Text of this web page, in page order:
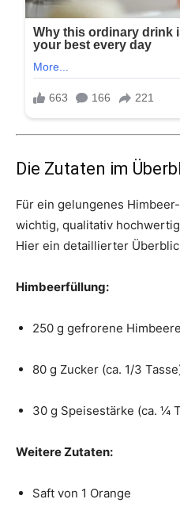
Die Zutaten im
Für ein gelungenes
wichtig, qualitativ
Hier ein detaillierter
Himbeerfüllung:
250 g gefrorene
80 g Zucker (ca. 1/3
30 g Speisestärke (ca. ¼
Weitere Zutaten:
Saft von 1 Orange